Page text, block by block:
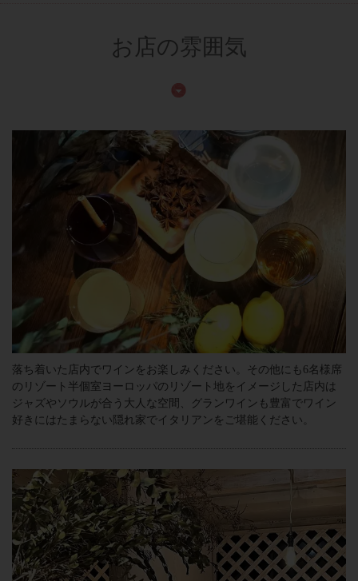
お店の雰囲気
落ち着いた店内でワインをお楽しみください。その他にも6名様席
のリゾート半個室ヨーロッパのリゾート地をイメージした店内は
ジャズやソウルが合う大人な空間、グランワインも豊富でワイン
好きにはたまらない隠れ家でイタリアンをご堪能ください。